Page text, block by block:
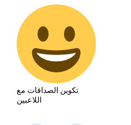
تكوين الصداقات مع
اللاعبين